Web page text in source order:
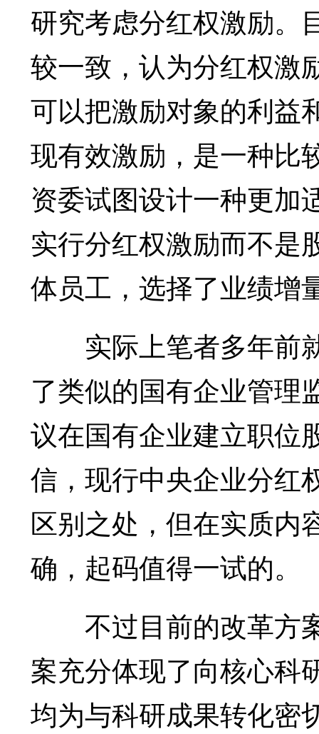
研究考虑分红权激励。
较一致，认为分红权激
可以把激励对象的利益
现有效激励，是一种比
资委试图设计一种更加
实行分红权激励而不是
体员工，选择了业绩增
实际上笔者多年前
了类似的国有企业管理
议在国有企业建立职位
信，现行中央企业分红
区别之处，但在实质内
确，起码值得一试的。
不过目前的改革方
案充分体现了向核心科
均为与科研成果转化密